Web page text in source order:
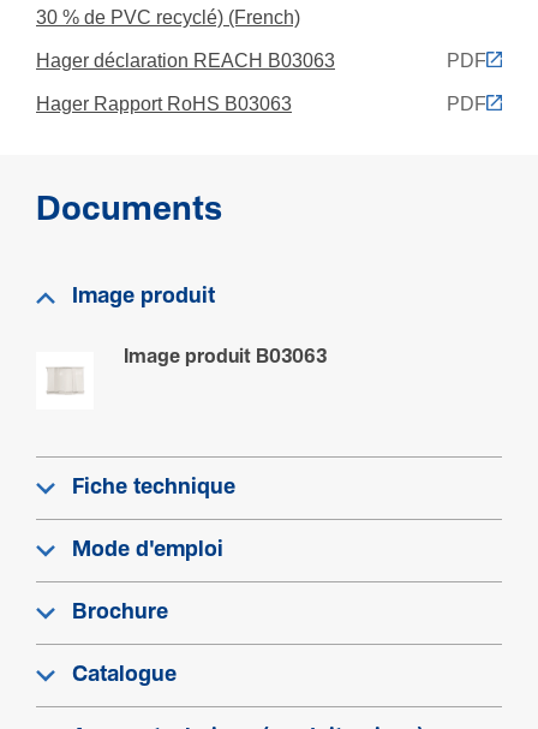
30 % de PVC recyclé) (French)
Hager déclaration REACH B03063 PDF
Hager Rapport RoHS B03063 PDF
Documents
Image produit
Image produit B03063
Fiche technique
Mode d'emploi
Brochure
Catalogue